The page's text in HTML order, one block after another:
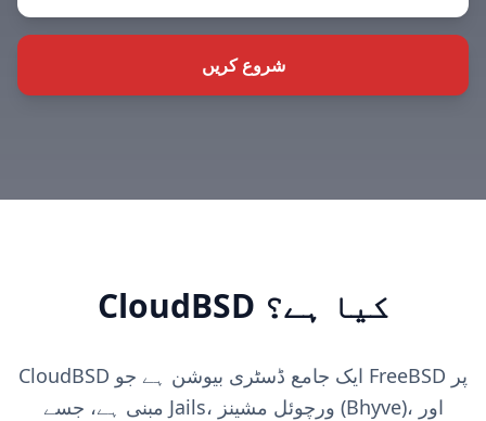
شروع کریں
CloudBSD کیا ہے؟
CloudBSD ایک جامع ڈسٹری بیوشن ہے جو FreeBSD پر
مبنی ہے، جسے Jails، ورچوئل مشینز (Bhyve)، اور